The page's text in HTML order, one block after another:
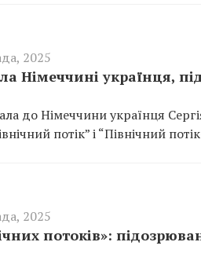
2025
Німеччині українця,
до Німеччини українця
потік” і “Північний
2025
потоків»: